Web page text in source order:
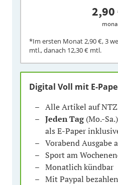
2,90
*Im ersten Monat2,90 €, 3
mtl., danach 12,30 € mtl.
Digital Voll mit E-
Alle Artikel auf
Jeden Tag(Mo.-
als E-Paper
Vorabend Ausgabe
Sport am
Monatlich kündbar
Mit Paypal bezahlen